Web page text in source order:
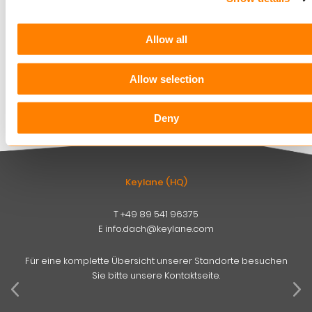
Allow all
Allow selection
Deny
Lösungen. Wollen Sie auf dem Laufenden
bleiben? Sie können sich direkt über die
Schaltfläche unten anmelden.
Keylane (HQ)
T+49 89 541 96375
E info.dach@keylane.com
Für eine komplette Übersicht unserer Standorte besuchen
Sie bitte unsere Kontaktseite.